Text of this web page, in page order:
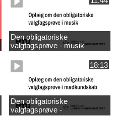
Den obligatoriske
valgfagsprøve - musik
18:13
Den obligatoriske
valgfagsprøve -
madkundskab